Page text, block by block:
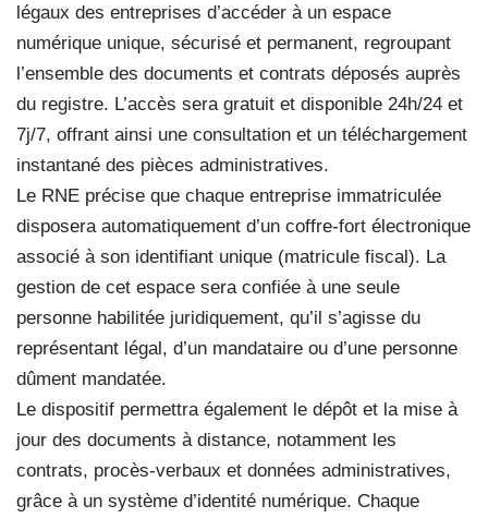
légaux des entreprises d’accéder à un espace
numérique unique, sécurisé et permanent, regroupant
l’ensemble des documents et contrats déposés auprès
du registre. L’accès sera gratuit et disponible 24h/24 et
7j/7, offrant ainsi une consultation et un téléchargement
instantané des pièces administratives.
Le RNE précise que chaque entreprise immatriculée
disposera automatiquement d’un coffre-fort électronique
associé à son identifiant unique (matricule fiscal). La
gestion de cet espace sera confiée à une seule
personne habilitée juridiquement, qu’il s’agisse du
représentant légal, d’un mandataire ou d’une personne
dûment mandatée.
Le dispositif permettra également le dépôt et la mise à
jour des documents à distance, notamment les
contrats, procès-verbaux et données administratives,
grâce à un système d’identité numérique. Chaque